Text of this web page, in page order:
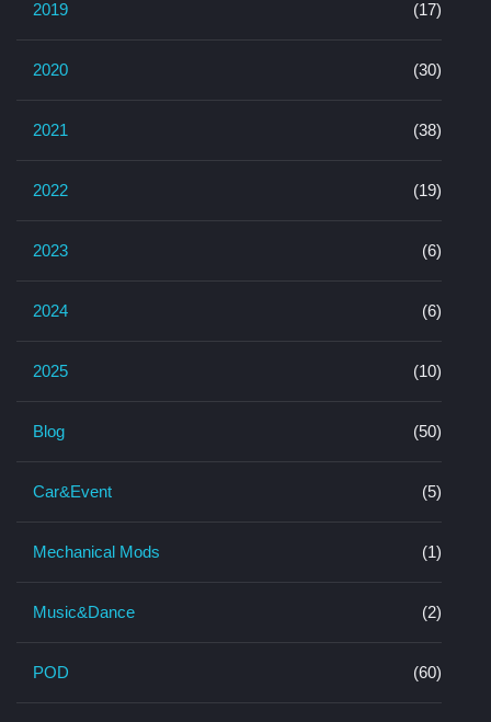
2019 (17)
2020 (30)
2021 (38)
2022 (19)
2023 (6)
2024 (6)
2025 (10)
Blog (50)
Car&Event (5)
Mechanical Mods (1)
Music&Dance (2)
POD (60)